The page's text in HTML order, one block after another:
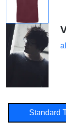
Standard